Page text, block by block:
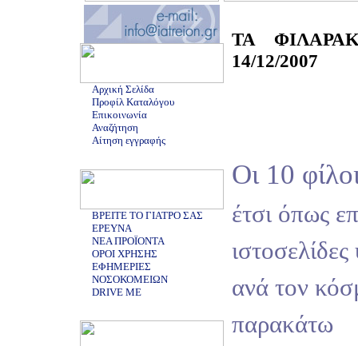
Αρχική Σελίδα
Προφίλ Καταλόγου
Επικοινωνία
Αναζήτηση
Αίτηση εγγραφής
ΒΡΕΙΤΕ ΤΟ ΓΙΑΤΡΟ ΣΑΣ
ΕΡΕΥΝΑ
ΝΕΑ ΠΡΟΪΟΝΤΑ
ΟΡΟΙ ΧΡΗΣΗΣ
ΕΦΗΜΕΡΙΕΣ
ΝΟΣΟΚΟΜΕΙΩΝ
DRIVE ME
ΤΑ
14/12/2007
Οι 10
έτσι όπως
ιστοσελίδες
ανά τον
παρακάτω